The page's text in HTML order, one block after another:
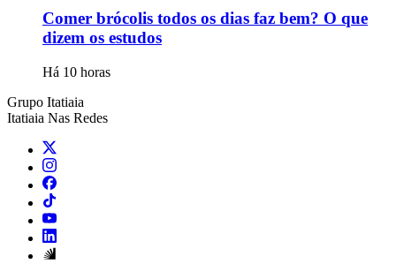
Comer brócolis todos os dias faz bem? O que
dizem os estudos
Há 10 horas
Grupo Itatiaia
Itatiaia Nas Redes